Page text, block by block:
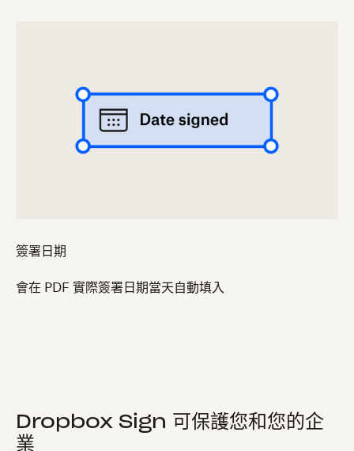
簽署日期
會在 PDF 實際簽署日期當天自動填入
Dropbox Sign 可保護您和您的企
業